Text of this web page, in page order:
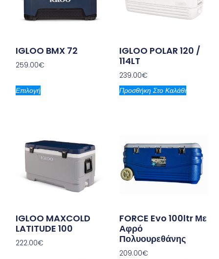
IGLOO BMX 72
259.00€
Επιλογή
IGLOO POLAR 120 /
114LT
239.00€
Προσθήκη Στο Καλάθι
IGLOO MAXCOLD
LATITUDE 100
222.00€
FORCE Evo 100ltr Με
Αφρό
Πολυουρεθάνης
209.00€